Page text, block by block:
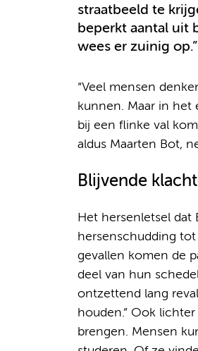
straatbeeld te
beperkt aantal uit
wees er zuinig op.”
“Veel mensen
kunnen. Maar in het
bij een flinke val
aldus Maarten Bot,
Blijvende
Het hersenletsel
hersenschudding
gevallen komen de
deel van hun
ontzettend lang
houden.” Ook
brengen. Mensen